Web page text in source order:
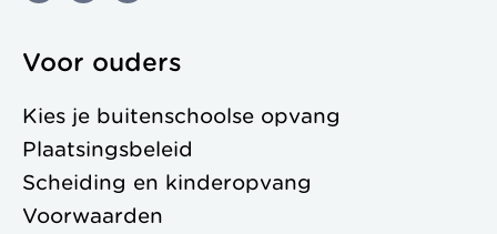
Voor ouders
Kies je buitenschoolse opvang
Plaatsingsbeleid
Scheiding en kinderopvang
Voorwaarden